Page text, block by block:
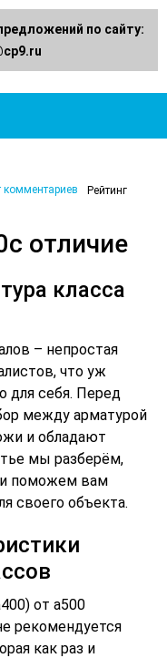
комментариев Рейтинг
отличие
класса
– непростая
что уж
для себя. Перед
между арматурой
и обладают
мы разберём,
и поможем вам
своего объекта.
от а500
рекомендуется
как раз и
по сайту: